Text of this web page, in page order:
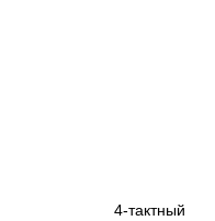
4-тактный